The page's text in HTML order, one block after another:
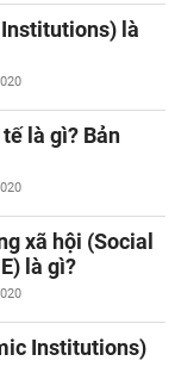
là
là gì? Bản
xã hội (Social
là gì?
Institutions)